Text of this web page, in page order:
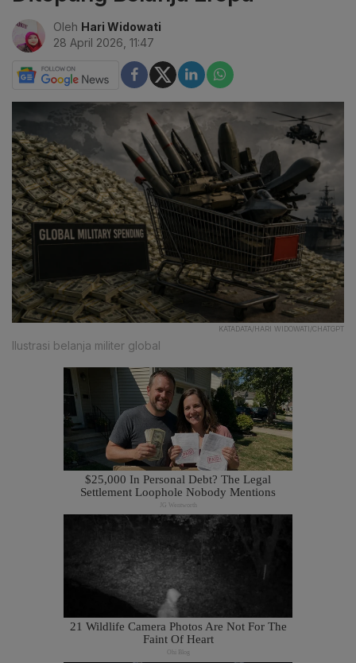
Oleh Hari Widowati
28 April 2026, 11:47
KATADATA/HARI WIDOWATI/CHATGPT
Ilustrasi belanja militer global